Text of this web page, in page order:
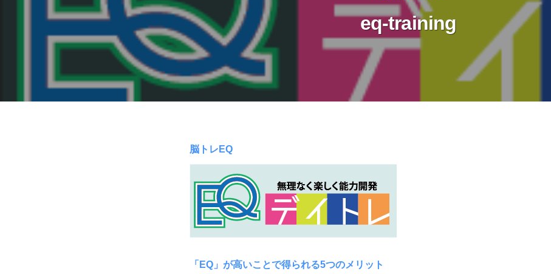
の
翔
eq-training
eq-
training
2026
年
月
脳トレEQ
「EQ」が高いことで得られる5つのメリット